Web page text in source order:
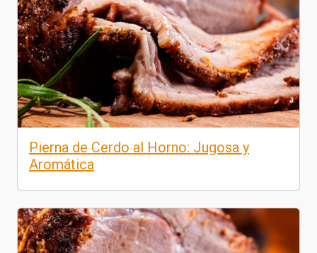
Pierna de Cerdo al Horno: Jugosa y
Aromática